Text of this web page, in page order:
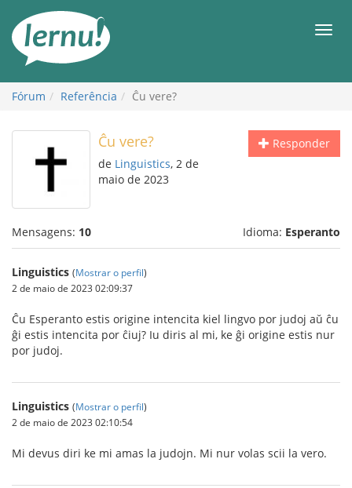
conteúdo
Fórum Referência Ĉu vere?
Responder
Ĉu vere?
de Linguistics, 2 de
maio de 2023
Mensagens: 10 Idioma: Esperanto
Linguistics (Mostrar o perfil)
2 de maio de 2023 02:09:37
Ĉu Esperanto estis origine intencita kiel lingvo por judoj aŭ ĉu
ĝi estis intencita por ĉiuj? Iu diris al mi, ke ĝi origine estis nur
por judoj.
Linguistics (Mostrar o perfil)
2 de maio de 2023 02:10:54
Mi devus diri ke mi amas la judojn. Mi nur volas scii la vero.